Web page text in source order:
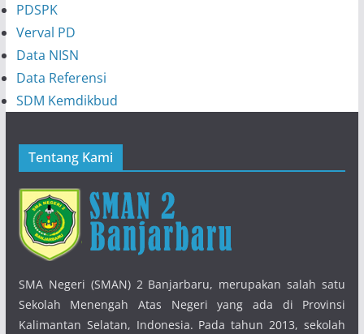
PDSPK
Verval PD
Data NISN
Data Referensi
SDM Kemdikbud
Tentang Kami
SMA Negeri (SMAN) 2 Banjarbaru, merupakan salah satu
Sekolah Menengah Atas Negeri yang ada di Provinsi
Kalimantan Selatan, Indonesia. Pada tahun 2013, sekolah